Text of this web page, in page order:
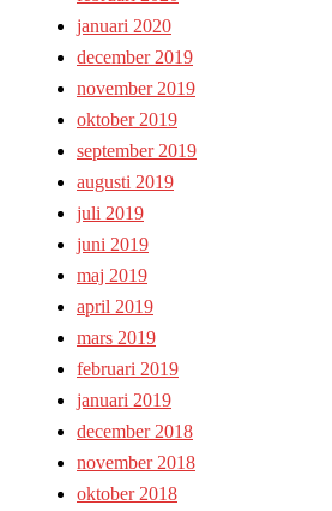
januari 2020
december 2019
november 2019
oktober 2019
september 2019
augusti 2019
juli 2019
juni 2019
maj 2019
april 2019
mars 2019
februari 2019
januari 2019
december 2018
november 2018
oktober 2018